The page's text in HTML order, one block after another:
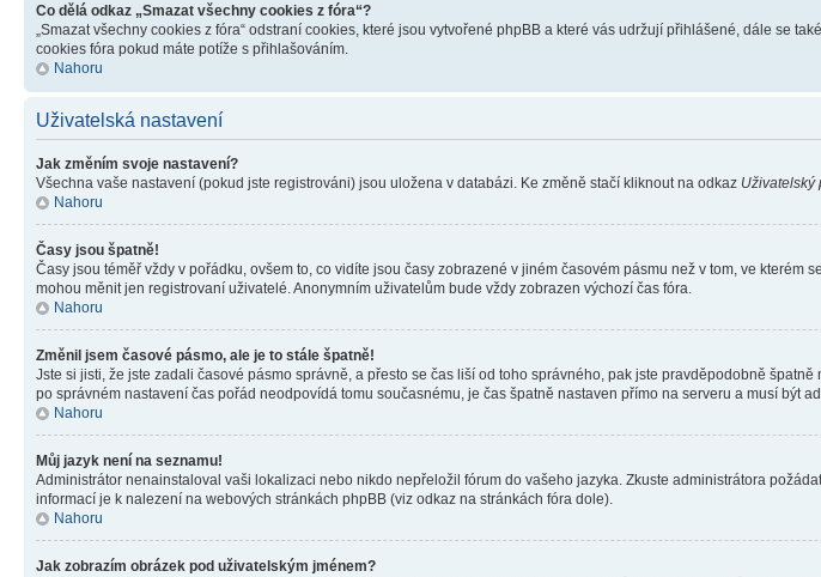
Co dělá odkaz „Smazat všechny cookies z fóra“?
„Smazat všechny cookies z fóra“ odstraní cookies, které jsou vytvořené phpBB a které vás udržují přihlášené, dále se
cookies fóra pokud máte potíže s přihlašováním.
Nahoru
Uživatelská nastavení
Jak změním svoje nastavení?
Všechna vaše nastavení (pokud jste registrováni) jsou uložena v databázi. Ke změně stačí kliknout na odkaz Uživatelský
Nahoru
Časy jsou špatně!
Časy jsou téměř vždy v pořádku, ovšem to, co vidíte jsou časy zobrazené v jiném časovém pásmu než v tom, ve
mohou měnit jen registrovaní uživatelé. Anonymním uživatelům bude vždy zobrazen výchozí čas fóra.
Nahoru
Změnil jsem časové pásmo, ale je to stále špatně!
Jste si jisti, že jste zadali časové pásmo správně, a přesto se čas liší od toho správného, pak jste pravděpodobně
po správném nastavení čas pořád neodpovídá tomu současnému, je čas špatně nastaven přímo na serveru a musí být
Nahoru
Můj jazyk není na seznamu!
Administrátor nenainstaloval vaši lokalizaci nebo nikdo nepřeložil fórum do vašeho jazyka. Zkuste administrátora
informací je k nalezení na webových stránkách phpBB (viz odkaz na stránkách fóra dole).
Nahoru
Jak zobrazím obrázek pod uživatelským jménem?